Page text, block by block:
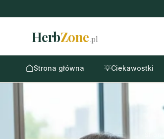
HerbZone.pl
Strona główna 💡Ciekawostki